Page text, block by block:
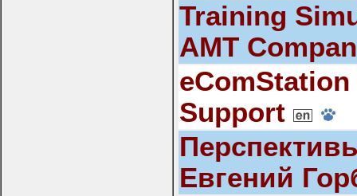
Training
AMT
eComStation
Support
Евгений